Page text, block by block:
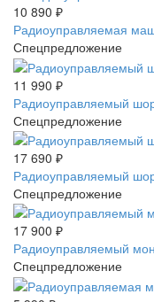
10 890 ₽
Радиоуправляемая
Спецпредложение
11 990 ₽
Радиоуправляемый
Спецпредложение
17 690 ₽
Радиоуправляемый
Спецпредложение
17 900 ₽
Радиоуправляемый
Спецпредложение